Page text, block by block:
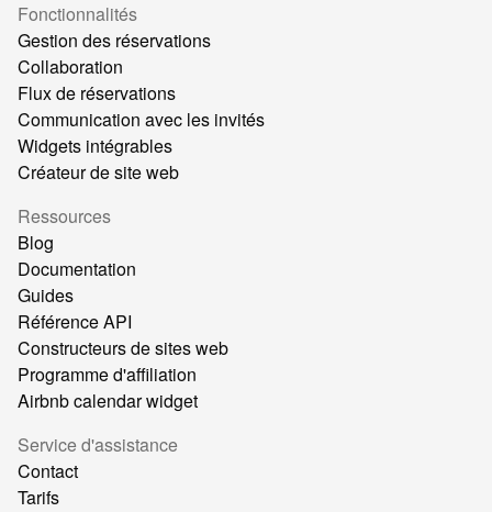
Fonctionnalités
Gestion des réservations
Collaboration
Flux de réservations
Communication avec les invités
Widgets intégrables
Créateur de site web
Ressources
Blog
Documentation
Guides
Référence API
Constructeurs de sites web
Programme d'affiliation
Airbnb calendar widget
Service d'assistance
Contact
Tarifs